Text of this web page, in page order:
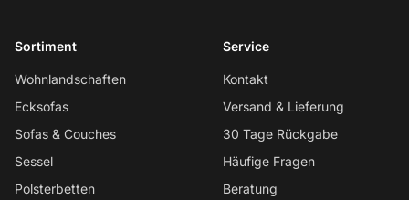
Sortiment
Wohnlandschaften
Ecksofas
Sofas & Couches
Sessel
Polsterbetten
Service
Kontakt
Versand & Lieferung
30 Tage Rückgabe
Häufige Fragen
Beratung